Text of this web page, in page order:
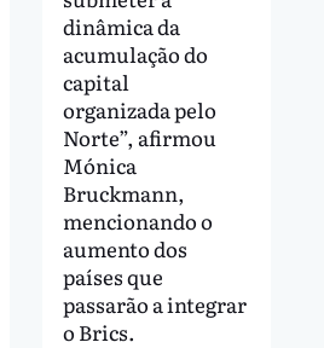
dinâmica da
acumulação do
capital
organizada pelo
Norte”, afirmou
Mónica
Bruckmann,
mencionando o
aumento dos
países que
passarão a integrar
o Brics.